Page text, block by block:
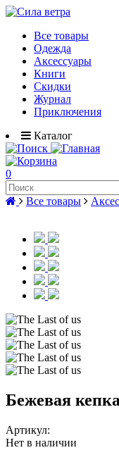
Все товары
Одежда
Аксессуары
Книги
Скидки
Журнал
Приключения
Каталог
0
Все товары
Бежевая
Артикул:
Нет в наличии